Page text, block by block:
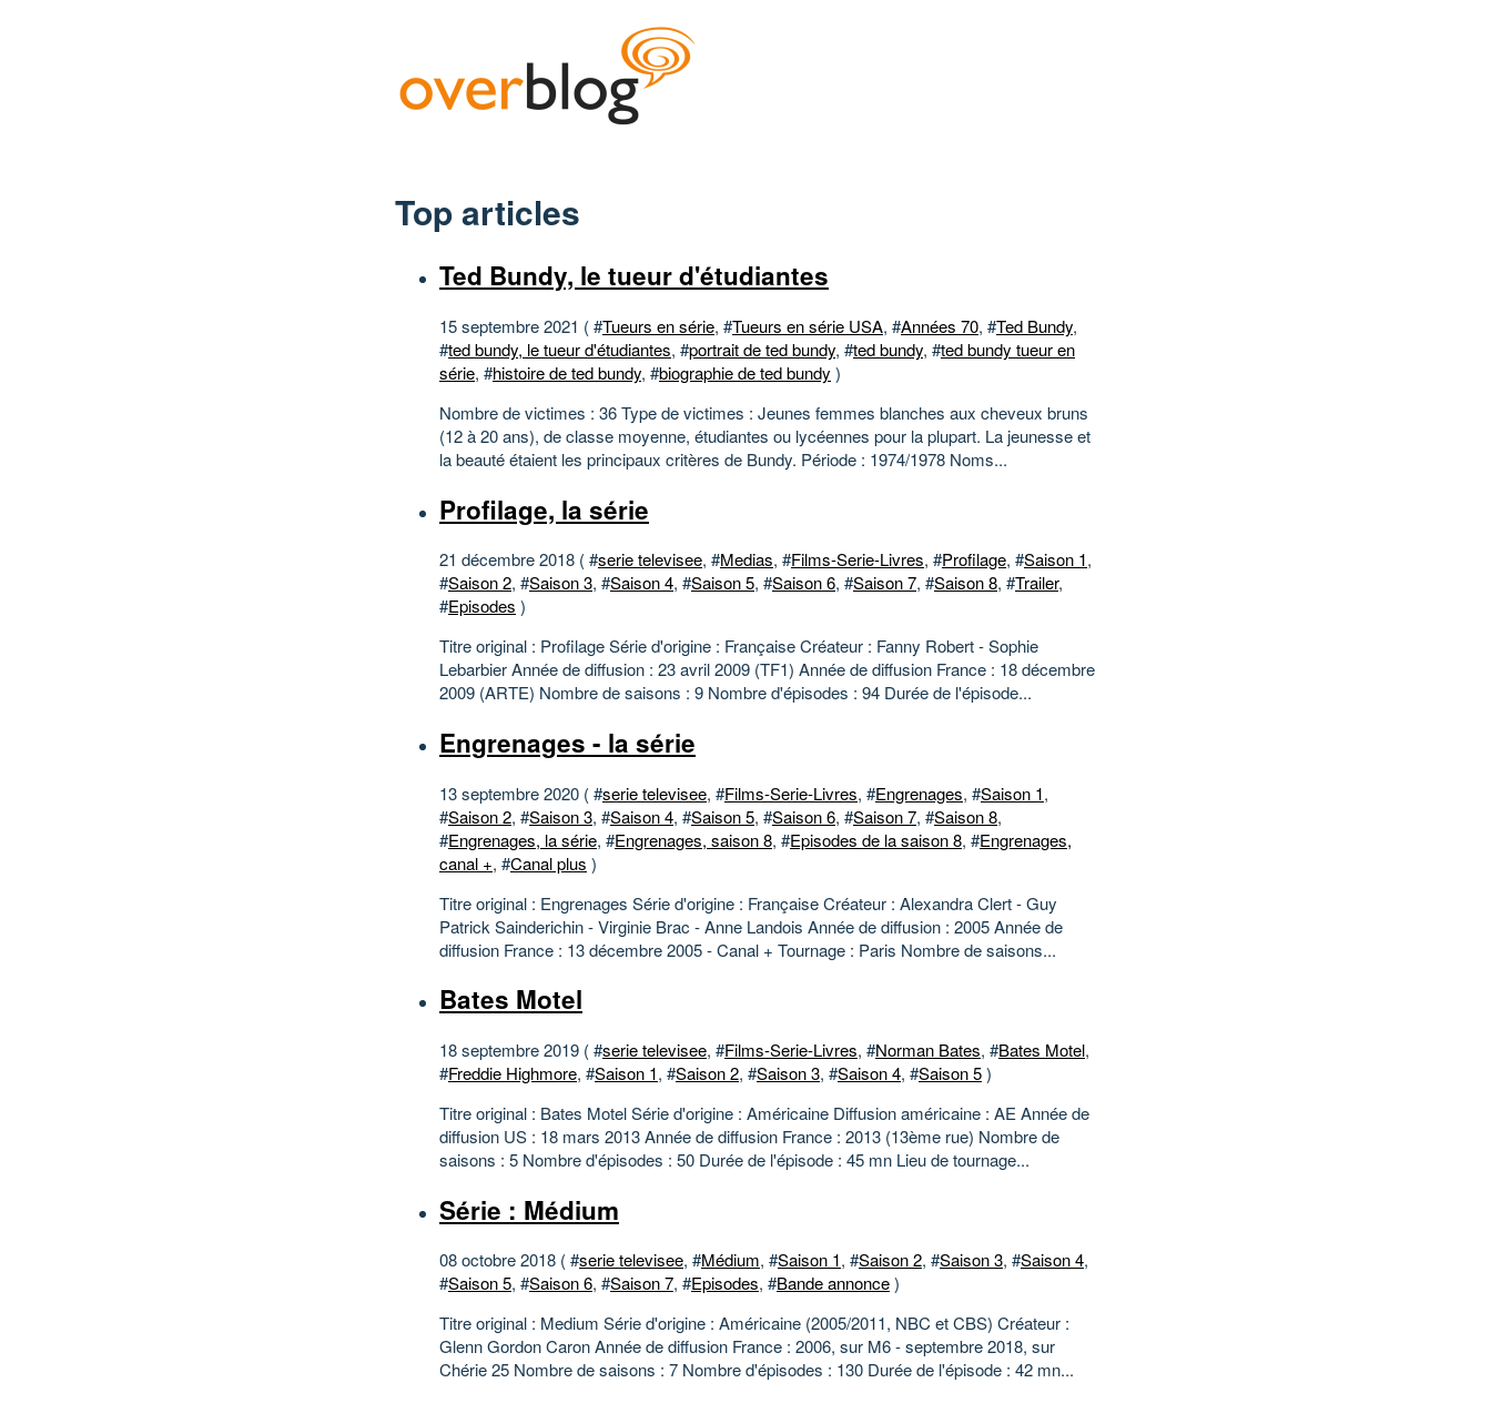
Top articles
Ted Bundy, le tueur d'étudiantes
15 septembre 2021 ( #Tueurs en série, #Tueurs en série USA, #Années 70, #Ted Bundy,
#ted bundy, le tueur d'étudiantes, #portrait de ted bundy, #ted bundy, #ted bundy tueur en
série, #histoire de ted bundy, #biographie de ted bundy )
Nombre de victimes : 36 Type de victimes : Jeunes femmes blanches aux cheveux bruns
(12 à 20 ans), de classe moyenne, étudiantes ou lycéennes pour la plupart. La jeunesse et
la beauté étaient les principaux critères de Bundy. Période : 1974/1978 Noms...
Profilage, la série
21 décembre 2018 ( #serie televisee, #Medias, #Films-Serie-Livres, #Profilage, #Saison 1,
#Saison 2, #Saison 3, #Saison 4, #Saison 5, #Saison 6, #Saison 7, #Saison 8, #Trailer,
#Episodes )
Titre original : Profilage Série d'origine : Française Créateur : Fanny Robert - Sophie
Lebarbier Année de diffusion : 23 avril 2009 (TF1) Année de diffusion France : 18 décembre
2009 (ARTE) Nombre de saisons : 9 Nombre d'épisodes : 94 Durée de l'épisode...
Engrenages - la série
13 septembre 2020 ( #serie televisee, #Films-Serie-Livres, #Engrenages, #Saison 1,
#Saison 2, #Saison 3, #Saison 4, #Saison 5, #Saison 6, #Saison 7, #Saison 8,
#Engrenages, la série, #Engrenages, saison 8, #Episodes de la saison 8, #Engrenages,
canal +, #Canal plus )
Titre original : Engrenages Série d'origine : Française Créateur : Alexandra Clert - Guy
Patrick Sainderichin - Virginie Brac - Anne Landois Année de diffusion : 2005 Année de
diffusion France : 13 décembre 2005 - Canal + Tournage : Paris Nombre de saisons...
Bates Motel
18 septembre 2019 ( #serie televisee, #Films-Serie-Livres, #Norman Bates, #Bates Motel,
#Freddie Highmore, #Saison 1, #Saison 2, #Saison 3, #Saison 4, #Saison 5)
Titre original : Bates Motel Série d'origine : Américaine Diffusion américaine : AE Année de
diffusion US : 18 mars 2013 Année de diffusion France : 2013 (13ème rue) Nombre de
saisons : 5 Nombre d'épisodes : 50 Durée de l'épisode : 45 mn Lieu de tournage...
Série : Médium
08 octobre 2018 ( #serie televisee, #Médium, #Saison 1, #Saison 2, #Saison 3, #Saison 4,
#Saison 5, #Saison 6, #Saison 7, #Episodes, #Bande annonce)
Titre original : Medium Série d'origine : Américaine (2005/2011, NBC et CBS) Créateur :
Glenn Gordon Caron Année de diffusion France : 2006, sur M6 - septembre 2018, sur
Chérie 25 Nombre de saisons : 7 Nombre d'épisodes : 130 Durée de l'épisode : 42 mn...